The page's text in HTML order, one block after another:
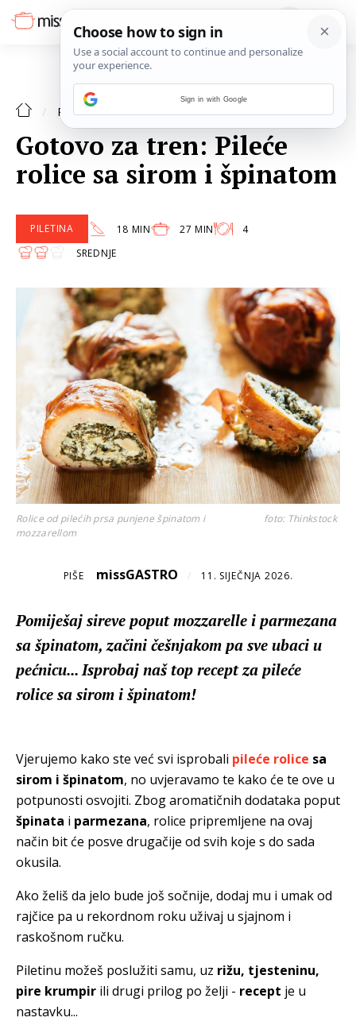
RECEPTI PILETINA
Gotovo za tren: Pileće
rolice sa sirom i špinatom
PILETINA 18 MIN 27 MIN
4
SREDNJE
Rolice od pilećih prsa punjene špinatom i
mozzarellom
foto: Thinkstock
PIŠE missGASTRO / 11. SIJEČNJA 2026.
Pomiješaj sireve poput mozzarelle i parmezana
sa špinatom, začini češnjakom pa sve ubaci u
pećnicu... Isprobaj naš top recept za pileće
rolice sa sirom i špinatom!
Vjerujemo kako ste već svi isprobali pileće rolice sa
sirom i špinatom, no uvjeravamo te kako će te ove u
potpunosti osvojiti. Zbog aromatičnih dodataka poput
špinata i parmezana, rolice pripremljene na ovaj
način bit će posve drugačije od svih koje s do sada
okusila.
Ako želiš da jelo bude još sočnije, dodaj mu i umak od
rajčice pa u rekordnom roku uživaj u sjajnom i
raskošnom ručku.
Piletinu možeš poslužiti samu, uz rižu, tjesteninu,
pire krumpir ili drugi prilog po želji - recept je u
nastavku...
Sign in with Google